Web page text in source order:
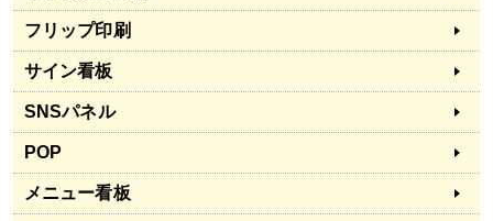
フリップ印刷
サイン看板
SNSパネル
POP
メニュー看板